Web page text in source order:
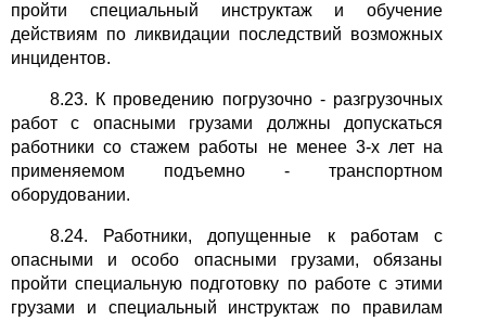
пройти специальный инструктаж и обучение
действиям по ликвидации последствий возможных
инцидентов.
8.23. К проведению погрузочно - разгрузочных
работ с опасными грузами должны допускаться
работники со стажем работы не менее 3-х лет на
применяемом подъемно - транспортном
оборудовании.
8.24. Работники, допущенные к работам с
опасными и особо опасными грузами, обязаны
пройти специальную подготовку по работе с этими
грузами и специальный инструктаж по правилам